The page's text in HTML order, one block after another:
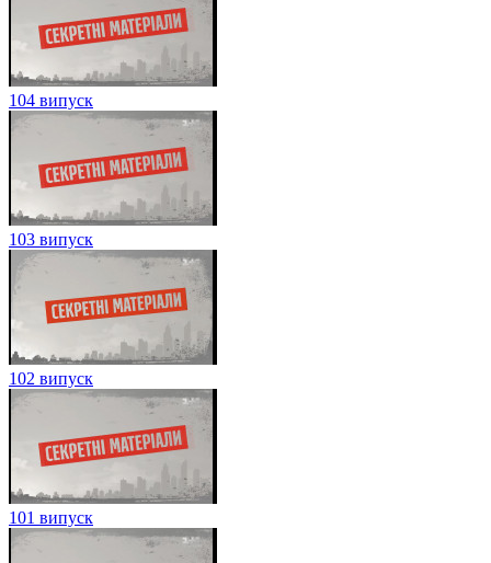
104 випуск
103 випуск
102 випуск
101 випуск